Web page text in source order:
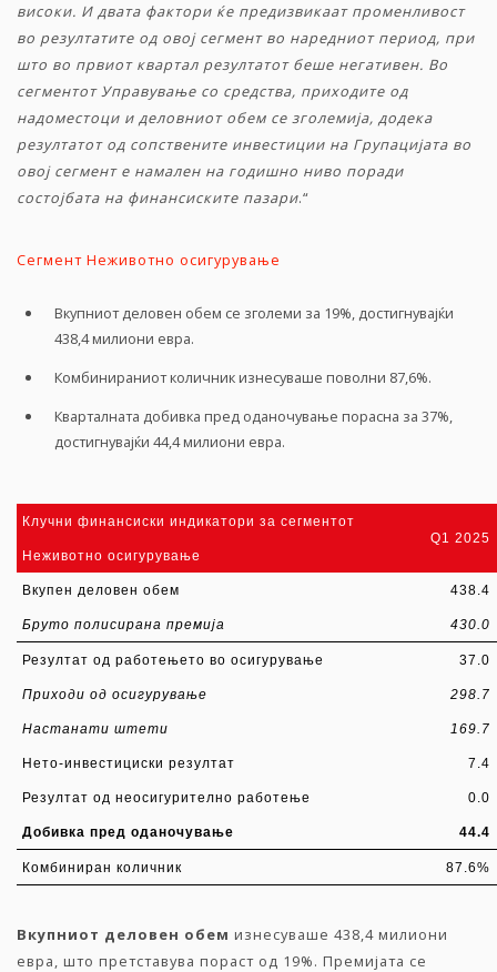
високи. И двата фактори ќе предизвикаат променливост
во резултатите од овој сегмент во наредниот период, при
што во првиот квартал резултатот беше негативен. Во
сегментот Управување со средства, приходите од
надоместоци и деловниот обем се зголемија, додека
резултатот од сопствените инвестиции на Групацијата во
овој сегмент е намален на годишно ниво поради
состојбата на финансиските пазари.“
Сегмент Неживотно осигурување
Вкупниот деловен обем се зголеми за 19%, достигнувајќи
438,4 милиони евра.
Комбинираниот количник изнесуваше поволни 87,6%.
Кварталната добивка пред оданочување порасна за 37%,
достигнувајќи 44,4 милиони евра.
Клучни финансиски индикатори за сегментот
Неживотно осигурување
Q1 2025
Вкупен деловен обем 438.4
Бруто полисирана премија 430.0
Резултат од работењето во осигурување 37.0
Приходи од осигурување 298.7
Настанати штети 169.7
Нето-инвестициски резултат 7.4
Резултат од неосигурително работење 0.0
Добивка пред оданочување 44.4
Комбиниран количник 87.6%
Вкупниот деловен обем изнесуваше 438,4 милиони
евра, што претставува пораст од 19%. Премијата се